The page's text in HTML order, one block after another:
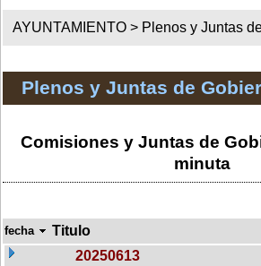
AYUNTAMIENTO > Plenos y Juntas
Plenos y Juntas de
Comisiones y Juntas de
minuta
fecha Titulo
20250613